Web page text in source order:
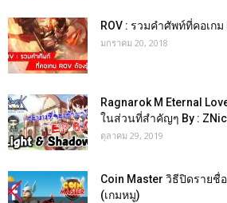
ROV : รวมคำศัพท์ที่คอเกม
มกราคม 20, 2018
Ragnarok M Eternal
ในส่วนที่สำคัญๆ By :
ตุลาคม 29, 2019
Coin Master วิธีปิดรายชื่
(เกมหมู)